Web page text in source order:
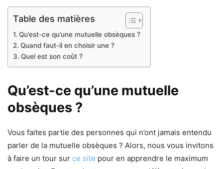
Table des matières
Qu’est-ce qu’une mutuelle obsèques ?
Quand faut-il en choisir une ?
Quel est son coût ?
Qu’est-ce qu’une mutuelle
obsèques ?
Vous faites partie des personnes qui n’ont jamais entendu
parler de la mutuelle obsèques ? Alors, nous vous invitons
à faire un tour sur ce site pour en apprendre le maximum